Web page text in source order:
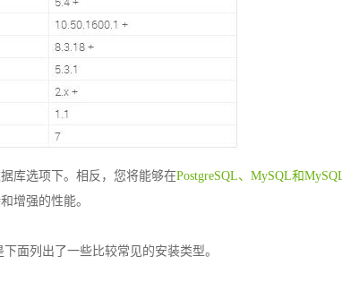
库选项下。相反，您将能够在PostgreSQL、MySQL和
增强的性能。
面列出了一些比较常见的安装类型。